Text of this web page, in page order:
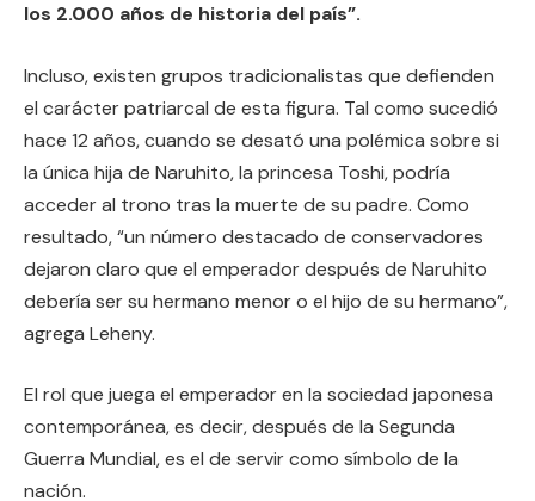
los 2.000 años de historia del país”.
Incluso, existen grupos tradicionalistas que defienden
el carácter patriarcal de esta figura. Tal como sucedió
hace 12 años, cuando se desató una polémica sobre si
la única hija de Naruhito, la princesa Toshi, podría
acceder al trono tras la muerte de su padre. Como
resultado, “un número destacado de conservadores
dejaron claro que el emperador después de Naruhito
debería ser su hermano menor o el hijo de su hermano”,
agrega Leheny.
El rol que juega el emperador en la sociedad japonesa
contemporánea, es decir, después de la Segunda
Guerra Mundial, es el de servir como símbolo de la
nación.